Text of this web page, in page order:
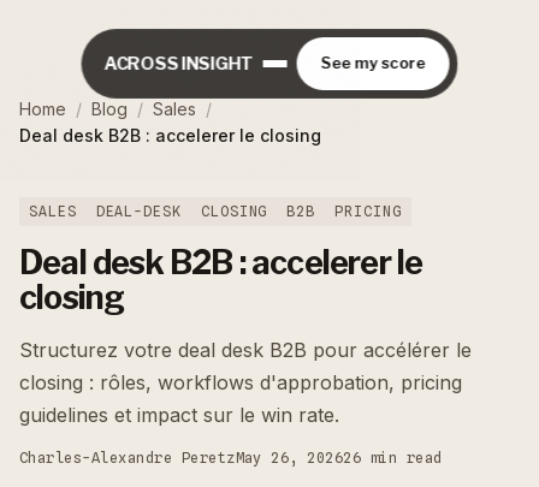
ACROSS INSIGHT See my score
Home / Blog / Sales /
Deal desk B2B : accelerer le closing
SALES DEAL-DESK CLOSING B2B PRICING
Deal desk B2B : accelerer le
closing
Structurez votre deal desk B2B pour accélérer le
closing : rôles, workflows d'approbation, pricing
guidelines et impact sur le win rate.
Charles-Alexandre PeretzMay 26, 202626 min read